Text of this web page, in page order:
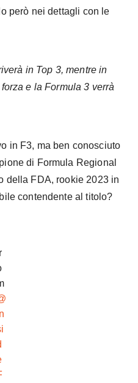
però nei dettagli con le
in Top 3, mentre in
e la Formula 3 verrà
in F3, ma ben conosciuto
di Formula Regional
della FDA, rookie 2023 in
contendente al titolo?
In